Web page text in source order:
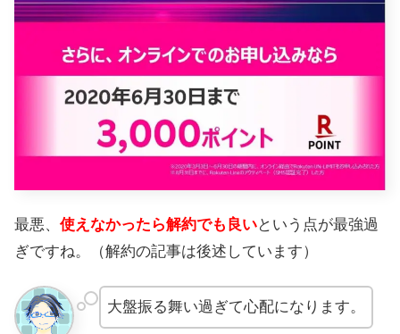
最悪、 使えなかったら解約でも良いという点が最強過
ぎですね。（解約の記事は後述しています）
大盤振る舞い過ぎて心配になります。